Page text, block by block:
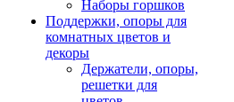
Наборы горшков
Поддержки, опоры для
комнатных цветов и
декоры
Держатели, опоры,
решетки для